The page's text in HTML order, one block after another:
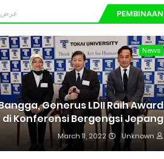
PEMBINAAN عرض
News
Generus LDII Raih Award
di Konferensi Bergengsi Jepang
Unknown
March 11, 2022